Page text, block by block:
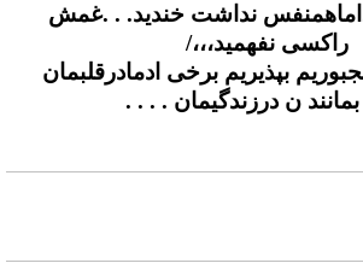
نداشت خندید. . .غمش
راکسی نفهمید،،،/
بپذیریم برخی ادمادرقلبمان
ن درزندگیمان . . . .